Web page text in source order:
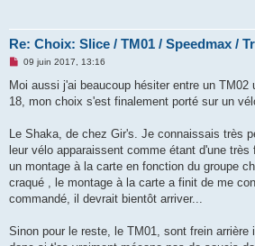
Re: Choix: Slice / TM01 / Speedmax /
M
s
a
n
o
l
u
09 juin 2017, 13:16
Moi aussi j'ai beaucoup hésiter entre un TM02
18, mon choix s'est finalement porté sur un
Le Shaka, de chez Gir's. Je connaissais très
leur vélo apparaissent comme étant d'une
un montage à la carte en fonction du groupe
craqué , le montage à la carte a finit de me
commandé, il devrait bientôt arriver...
Sinon pour le reste, le TM01, sont frein arrière